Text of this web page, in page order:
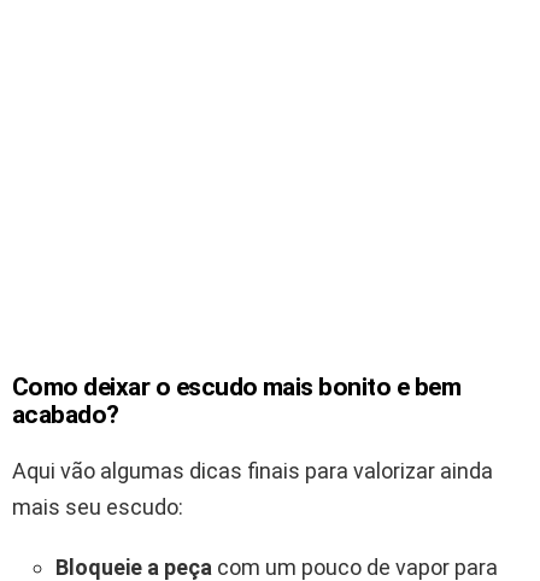
Como deixar o escudo mais bonito e bem
acabado?
Aqui vão algumas dicas finais para valorizar ainda
mais seu escudo:
Bloqueie a peça com um pouco de vapor para